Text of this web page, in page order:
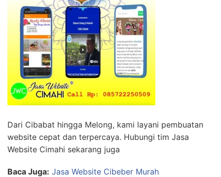
Dari Cibabat hingga Melong, kami layani pembuatan
website cepat dan terpercaya. Hubungi tim Jasa
Website Cimahi sekarang juga
Baca Juga: Jasa Website Cibeber Murah